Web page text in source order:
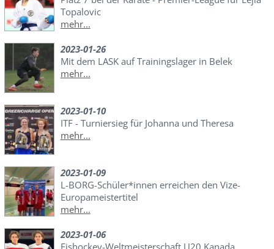
Topalovic
mehr...
2023-01-26
Mit dem LASK auf Trainingslager in Belek
mehr...
2023-01-10
ITF - Turniersieg für Johanna und Theresa
mehr...
2023-01-09
L-BORG-Schüler*innen erreichen den Vize-
Europameistertitel
mehr...
2023-01-06
Eishockey-Weltmeisterschaft U20 Kanada